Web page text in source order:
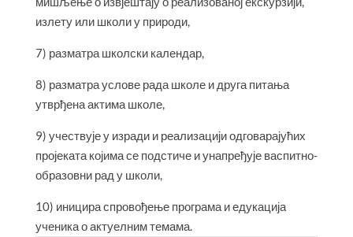
излету или школи у природи,
7) разматра школски календар,
8) разматра услове рада школе и друга питања
утврђена актима школе,
9) учествује у изради и реализацији одговарајућих
пројеката којима се подстиче и унапређује васпитно-
образовни рад у школи,
10) иницира спровођење програма и едукација
ученика о актуелним темама.